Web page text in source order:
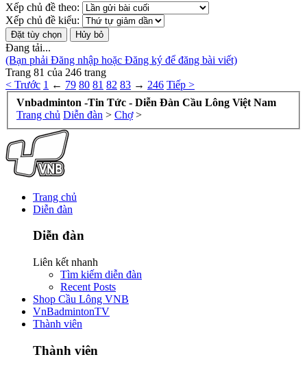
Xếp chủ đề theo:
Xếp chủ đề kiểu:
Đang tải...
(Bạn phải Đăng nhập hoặc Đăng ký để đăng bài viết)
Trang 81 của 246 trang
< Trước 1 ← 79 80 81 82 83 → 246 Tiếp >
Vnbadminton -Tin Tức - Diễn Đàn Cầu Lông Việt Nam
Trang chủ Diễn đàn > Chợ >
Trang chủ
Diễn đàn
Diễn đàn
Liên kết nhanh
Tìm kiếm diễn đàn
Recent Posts
Shop Cầu Lông VNB
VnBadmintonTV
Thành viên
Thành viên